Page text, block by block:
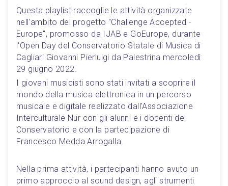
Questa playlist raccoglie le attività organizzate
nell'ambito del progetto "Challenge Accepted -
Europe", promosso da IJAB e GoEurope, durante
l'Open Day del Conservatorio Statale di Musica di
Cagliari Giovanni Pierluigi da Palestrina mercoledì
29 giugno 2022.
I giovani musicisti sono stati invitati a scoprire il
mondo della musica elettronica in un percorso
musicale e digitale realizzato dall'Associazione
Interculturale Nur con gli alunni e i docenti del
Conservatorio e con la partecipazione di
Francesco Medda Arrogalla.
Nella prima attività, i partecipanti hanno avuto un
primo approccio al sound design, agli strumenti